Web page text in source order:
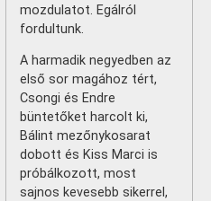
mozdulatot. Egálról
fordultunk.
A harmadik negyedben az
első sor magához tért,
Csongi és Endre
büntetőket harcolt ki,
Bálint mezőnykosarat
dobott és Kiss Marci is
próbálkozott, most
sajnos kevesebb sikerrel,